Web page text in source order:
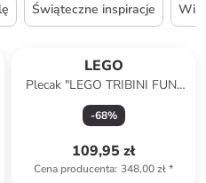
Świąteczne inspiracje
LEGO
Plecak "LEGO TRIBINI FUN"
w kolorze czarnym - 29 x 37 x
13 cm
-68%
109,95 zł
Cena producenta: 348,00 zł*